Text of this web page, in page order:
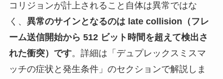
コリジョンが計上されること自体は異常ではな
く、 異常のサインとなるのは late collision（フレ
ーム送信開始から 512 ビット時間を超えて検出さ
れた衝突）です。詳細は「デュプレックスミスマ
ッチの症状と発生条件」のセクションで解説しま